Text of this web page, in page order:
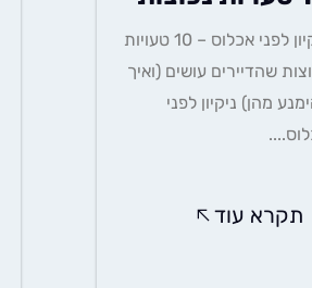
ניקיון לפני אכלוס – 10 טעויות
שהדיירים עושים (ואיך
מהן) ניקיון לפני
תקרא עוד